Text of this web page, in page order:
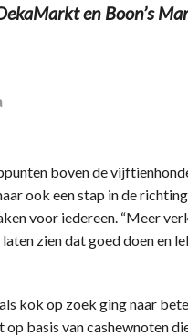
en Boon’s
boven de
ook een stap in de
voor iedereen. “Meer
zien dat goed doen en
kok op zoek ging naar
basis van cashewnoten